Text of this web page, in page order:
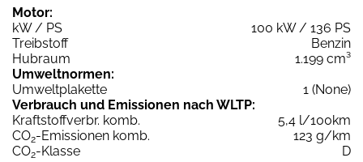
Motor:
kW / PS
100 kW / 136 PS
Treibstoff
Benzin
Hubraum
1.199 cm³
Umweltnormen:
Umweltplakette
1 (None)
Verbrauch und Emissionen nach WLTP:
Kraftstoffverbr. komb.
5,4 l/100km
CO2-Emissionen komb.
123 g/km
CO2-Klasse
D